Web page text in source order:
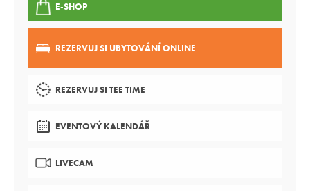
E-SHOP
REZERVUJ SI UBYTOVÁNÍ ONLINE
REZERVUJ SI TEE TIME
EVENTOVÝ KALENDÁŘ
LIVECAM